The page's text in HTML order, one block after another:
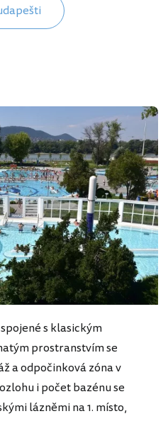
s klasickým
prostranstvím se
a odpočinková zóna v
i počet bazénu se
lázněmi na 1. místo,